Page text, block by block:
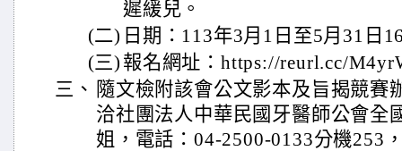
遲緩兒。
(二) 日期：113年3月1日至5月31日
(三) 報名網址：https://reurl.cc/
三、 隨文檢附該會公文影本及旨揭競賽
洽社團法人中華民國牙醫師公會全
姐，電話：04-2500-0133分機253